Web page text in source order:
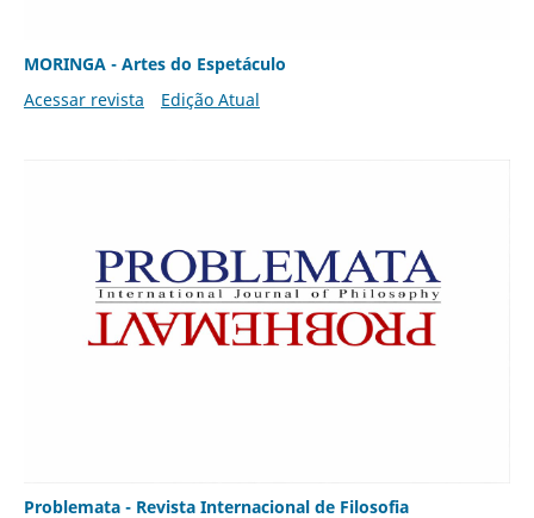
MORINGA - Artes do Espetáculo
Acessar revista
Edição Atual
Problemata - Revista Internacional de Filosofia